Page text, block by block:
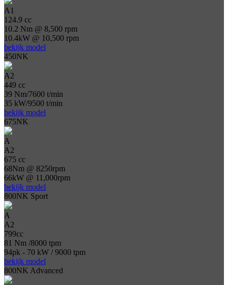
A1
124.9 cc
10.2 Nm @ 8,500 rpm
10.4kW @ 10,500 rpm
bekijk model
450NK
A2
449 cc
39 Nm/7600 t/min
35 kW/9500 t/min
bekijk model
675NK
A
A2
675 cc
68Nm @ 8250rpm
66kW @ 11,000rpm
bekijk model
800NK Sport
A
A2
799cc
81 Nm /8000 tpm
94pk - 70 kW / 9000 tpm
bekijk model
800NK Advanced